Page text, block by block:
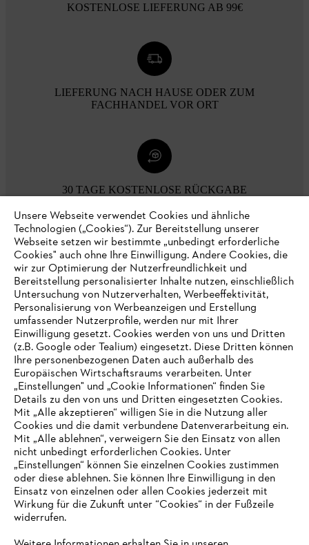
KOSTENLOSE LIEFERUNG AB 99€
LIEFERUNG NACH HAUSE ODER ZUM
FACHHANDEL VOR ORT
30 TAGE KOSTENLOSE RÜCKGABE
Zahlungsmöglichkeiten
Unternehmen
Online Shop
Service
IHR BROWSER WIRD NICHT
UNTERSTÜTZT
eine optimale Nutzung unserer Seite empfehlen wir Ihnen, zu
Unsere Webseite verwendet Cookies und ähnliche
Technologien („Cookies“). Zur Bereitstellung unserer
Webseite setzen wir bestimmte „unbedingt erforderliche
Cookies" auch ohne Ihre Einwilligung. Andere Cookies, die
wir zur Optimierung der Nutzerfreundlichkeit und
Bereitstellung personalisierter Inhalte nutzen, einschließlich
Untersuchung von Nutzerverhalten, Werbeeffektivität,
Personalisierung von Werbeanzeigen und Erstellung
umfassender Nutzerprofile, werden nur mit Ihrer
Einwilligung gesetzt. Cookies werden von uns und Dritten
(z.B. Google oder Tealium) eingesetzt. Diese Dritten können
Ihre personenbezogenen Daten auch außerhalb des
Europäischen Wirtschaftsraums verarbeiten. Unter
„Einstellungen" und „Cookie Informationen“ finden Sie
Details zu den von uns und Dritten eingesetzten Cookies.
Mit „Alle akzeptieren“ willigen Sie in die Nutzung aller
Cookies und die damit verbundene Datenverarbeitung ein.
Mit „Alle ablehnen“, verweigern Sie den Einsatz von allen
nicht unbedingt erforderlichen Cookies. Unter
„Einstellungen“ können Sie einzelnen Cookies zustimmen
oder diese ablehnen. Sie können Ihre Einwilligung in den
Einsatz von einzelnen oder allen Cookies jederzeit mit
Wirkung für die Zukunft unter “Cookies“ in der Fußzeile
widerrufen.